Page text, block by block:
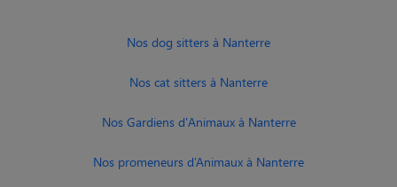
Nos dog sitters à Nanterre
Nos cat sitters à Nanterre
Nos Gardiens d'Animaux à Nanterre
Nos promeneurs d’Animaux à Nanterre